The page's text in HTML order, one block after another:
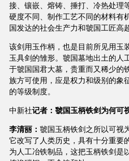
接、镶嵌、熔铸、捶打、冷热处理
硬度不同、制作工艺不同的材料有
国发达的社会生产力和虢国工匠高
该剑用玉作柄，也是目前所见用玉
玉具剑的雏形。虢国墓地出土的人
于虢国国君大墓，贵重而又稀少的
族方可使用，应是权力和级别的象
的等级制度。
中新社记者：虢国玉柄铁剑为何可
李清丽： 虢国玉柄铁剑之所以可视
它改写了人类历史，具有十分重要
为人工冶铁制品，这把玉柄铁剑是